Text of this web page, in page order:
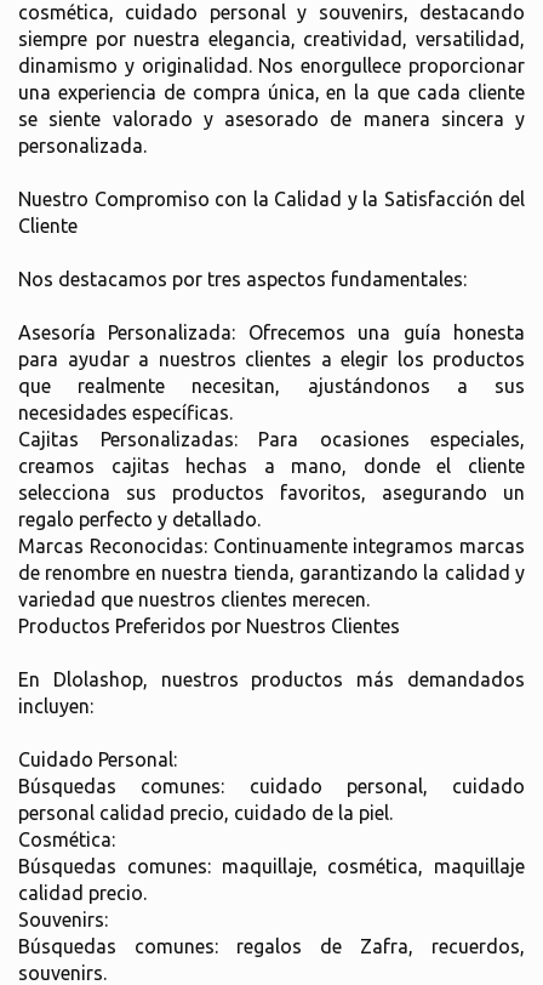
cosmética, cuidado personal y souvenirs, destacando
siempre por nuestra elegancia, creatividad, versatilidad,
dinamismo y originalidad. Nos enorgullece proporcionar
una experiencia de compra única, en la que cada cliente
se siente valorado y asesorado de manera sincera y
personalizada.
Nuestro Compromiso con la Calidad y la Satisfacción del
Cliente
Nos destacamos por tres aspectos fundamentales:
Asesoría Personalizada: Ofrecemos una guía honesta
para ayudar a nuestros clientes a elegir los productos
que realmente necesitan, ajustándonos a sus
necesidades específicas.
Cajitas Personalizadas: Para ocasiones especiales,
creamos cajitas hechas a mano, donde el cliente
selecciona sus productos favoritos, asegurando un
regalo perfecto y detallado.
Marcas Reconocidas: Continuamente integramos marcas
de renombre en nuestra tienda, garantizando la calidad y
variedad que nuestros clientes merecen.
Productos Preferidos por Nuestros Clientes
En Dlolashop, nuestros productos más demandados
incluyen:
Cuidado Personal:
Búsquedas comunes: cuidado personal, cuidado
personal calidad precio, cuidado de la piel.
Cosmética:
Búsquedas comunes: maquillaje, cosmética, maquillaje
calidad precio.
Souvenirs:
Búsquedas comunes: regalos de Zafra, recuerdos,
souvenirs.